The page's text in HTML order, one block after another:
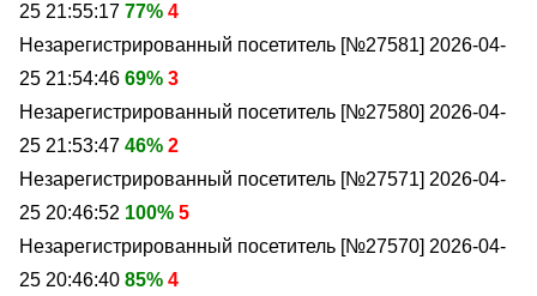
25 21:55:17 77% 4
Незарегистрированный посетитель [№27581] 2026-04-
25 21:54:46 69% 3
Незарегистрированный посетитель [№27580] 2026-04-
25 21:53:47 46% 2
Незарегистрированный посетитель [№27571] 2026-04-
25 20:46:52 100% 5
Незарегистрированный посетитель [№27570] 2026-04-
25 20:46:40 85% 4